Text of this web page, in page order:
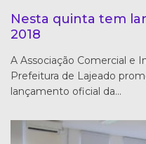
Nesta quinta tem
2018
A Associação Comercial e
Prefeitura de Lajeado
lançamento oficial da…